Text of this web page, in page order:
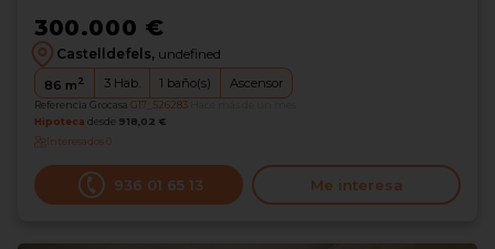
300.000 €
Castelldefels, undefined
86 m2 3 Hab. 1 baño(s) Ascensor
Referencia Grocasa G17_526283
Hipoteca desde 918,02 €
Interesados0
936 01 65 13 Me interesa